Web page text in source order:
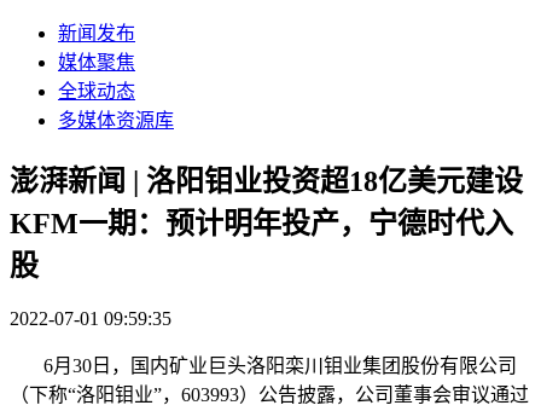
新闻发布
媒体聚焦
全球动态
多媒体资源库
澎湃新闻 | 洛阳钼业投资超18亿美元建设
KFM一期：预计明年投产，宁德时代入
股
2022-07-01 09:59:35
6月30日，国内矿业巨头洛阳栾川钼业集团股份有限公司
（下称“洛阳钼业”，603993）公告披露，公司董事会审议通过